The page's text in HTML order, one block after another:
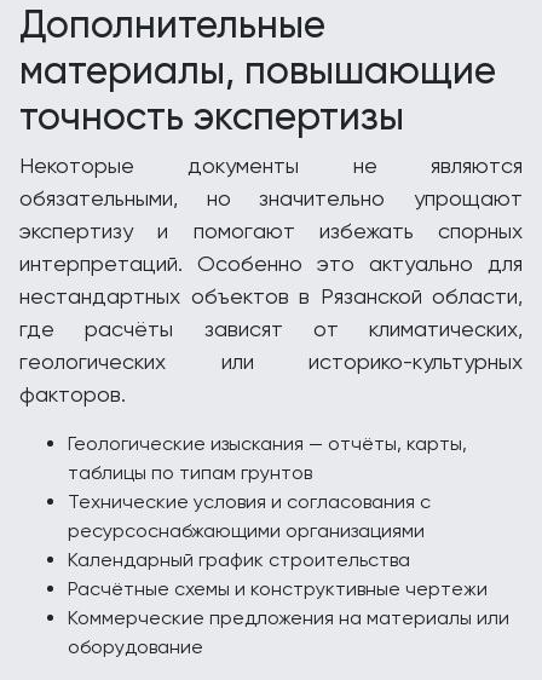
Дополнительные
материалы, повышающие
точность экспертизы
Некоторые документы не являются
обязательными, но значительно упрощают
экспертизу и помогают избежать спорных
интерпретаций. Особенно это актуально для
нестандартных объектов в Рязанской области,
где расчёты зависят от климатических,
геологических или историко-культурных
факторов.
Геологические изыскания — отчёты, карты,
таблицы по типам грунтов
Технические условия и согласования с
ресурсоснабжающими организациями
Календарный график строительства
Расчётные схемы и конструктивные чертежи
Коммерческие предложения на материалы или
оборудование